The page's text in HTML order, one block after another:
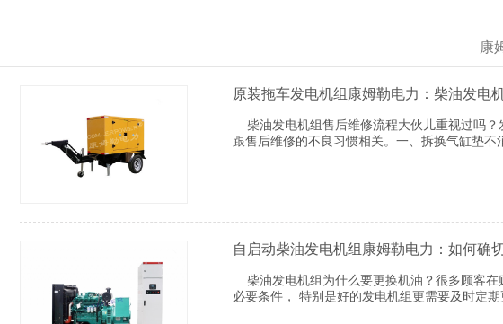
康
原装拖车发电机组康姆勒电力：柴油发电
柴油发电机组售后维修流程大伙儿重视过吗？
跟售后维修的不良习惯相关。一、拆换气缸垫不
自启动柴油发电机组康姆勒电力：如何确
柴油发电机组为什么要更换机油？很多顾客在
必要条件， 特别是好的发电机组更需要及时定